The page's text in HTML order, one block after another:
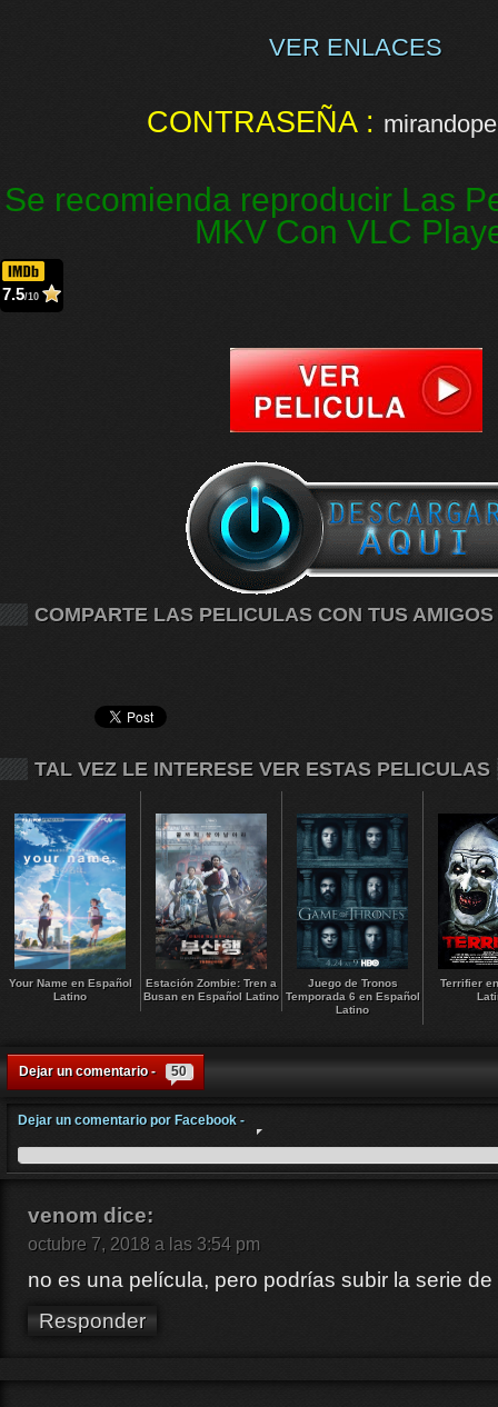
VER ENLACES
CONTRASEÑA :
Se recomienda reproducir Las
MKV Con VLC
7.5/10
COMPARTE LAS PELICULAS CON TUS AMIGOS
TAL VEZ LE INTERESE VER ESTAS PELICULAS
Your Name en Español
Latino
Estación Zombie: Tren a
Busan en Español Latino
Juego de Tronos
Temporada 6 en Español
Latino
Terrifier
Dejar un comentario - 50
Dejar un comentario por Facebook -
venom dice:
octubre 7, 2018 a las 3:54 pm
no es una película, pero podrías subir la serie
Responder